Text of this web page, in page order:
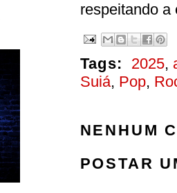
respeitando a
Tags: 2025,
Suiá, Pop,
NENHUM
POSTAR